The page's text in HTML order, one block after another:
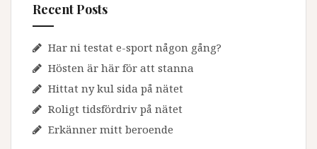
Recent Posts
Har ni testat e-sport någon gång?
Hösten är här för att stanna
Hittat ny kul sida på nätet
Roligt tidsfördriv på nätet
Erkänner mitt beroende